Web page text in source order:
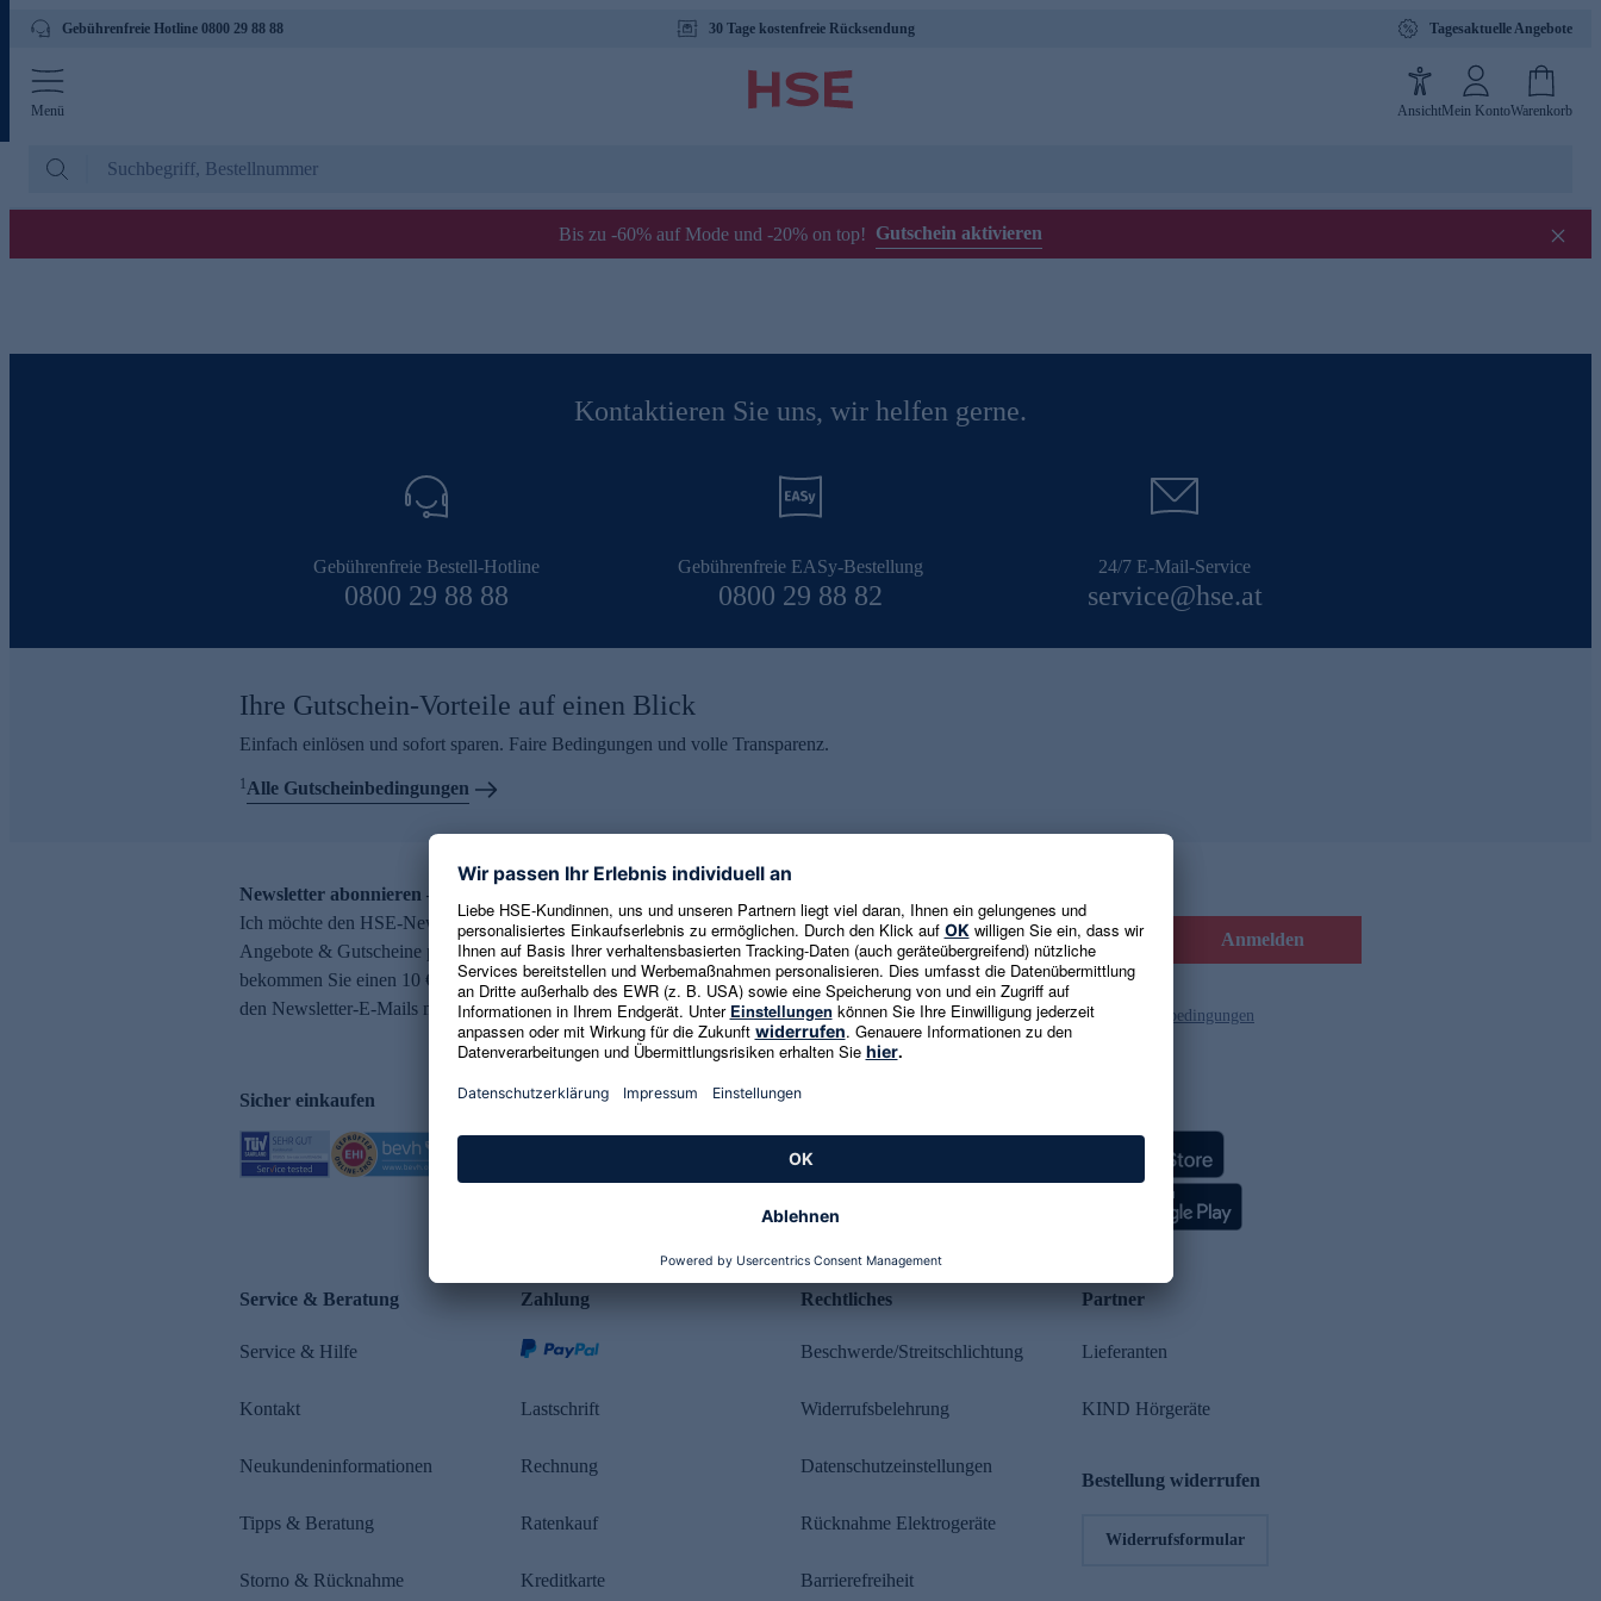
Gebührenfreie Hotline 0800 29 88 88 30 Tage kostenfreie Rücksendung Tagesaktuelle Angebote
Menü AnsichtMein KontoWarenkorb
Bis zu -60% auf Mode und -20% on top! Gutschein aktivieren
Kontaktieren Sie uns, wir helfen gerne.
Gebührenfreie Bestell-Hotline
0800 29 88 88
Gebührenfreie EASy-Bestellung
0800 29 88 82
24/7 E-Mail-Service
service@hse.at
Ihre Gutschein-Vorteile auf einen Blick
Einfach einlösen und sofort sparen. Faire Bedingungen und volle Transparenz.
1Alle Gutscheinbedingungen
Newsletter abonnieren – 10 € Gutschein erhalten
Ich möchte den HSE-Newsletter abonnieren und aktuelle Trends,
Angebote & Gutscheine per E-Mail erhalten. Als Dankeschön
bekommen Sie einen 10 € Gutschein. Eine Abmeldung ist jederzeit in
den Newsletter-E-Mails möglich.
E-Mail-Adresse eingeben Anmelden
Es gelten die Datenschutzrichtlinienund die Gutscheinbedingungen
Sicher einkaufen Kundenbewertung
Service & Beratung
Service & Hilfe
Kontakt
Neukundeninformationen
Tipps & Beratung
Storno & Rücknahme
Zahlung
Lastschrift
Rechnung
Ratenkauf
Kreditkarte
Rechtliches
Beschwerde/Streitschlichtung
Widerrufsbelehrung
Datenschutzeinstellungen
Rücknahme Elektrogeräte
Barrierefreiheit
Partner
Lieferanten
KIND Hörgeräte
Bestellung widerrufen
Widerrufsformular